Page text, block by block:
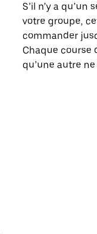
S’il n’y a
votre groupe,
commander
Chaque course
qu’une autre